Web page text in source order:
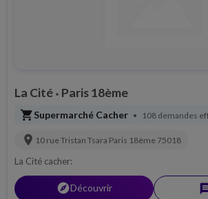
La Cité • Paris 18ème
shopping_cartSupermarché Cacher • 108 demandes
location_on 10 rue Tristan Tsara Paris 18ème 75018
La Cité cacher:
explorerDécouvrir